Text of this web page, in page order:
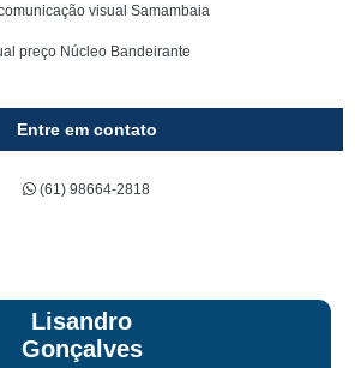
visual Samambaia
preço Núcleo Bandeirante
Entre em contato
(61) 98664-2818